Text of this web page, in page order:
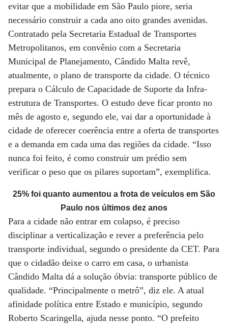
evitar que a mobilidade em São Paulo piore, seria
necessário construir a cada ano oito grandes avenidas.
Contratado pela Secretaria Estadual de Transportes
Metropolitanos, em convênio com a Secretaria
Municipal de Planejamento, Cândido Malta revê,
atualmente, o plano de transporte da cidade. O técnico
prepara o Cálculo de Capacidade de Suporte da Infra-
estrutura de Transportes. O estudo deve ficar pronto no
mês de agosto e, segundo ele, vai dar a oportunidade à
cidade de oferecer coerência entre a oferta de transportes
e a demanda em cada uma das regiões da cidade. “Isso
nunca foi feito, é como construir um prédio sem
verificar o peso que os pilares suportam”, exemplifica.
25% foi quanto aumentou a frota de veículos em São
Paulo nos últimos dez anos
Para a cidade não entrar em colapso, é preciso
disciplinar a verticalização e rever a preferência pelo
transporte individual, segundo o presidente da CET. Para
que o cidadão deixe o carro em casa, o urbanista
Cândido Malta dá a solução óbvia: transporte público de
qualidade. “Principalmente o metrô”, diz ele. A atual
afinidade política entre Estado e município, segundo
Roberto Scaringella, ajuda nesse ponto. “O prefeito